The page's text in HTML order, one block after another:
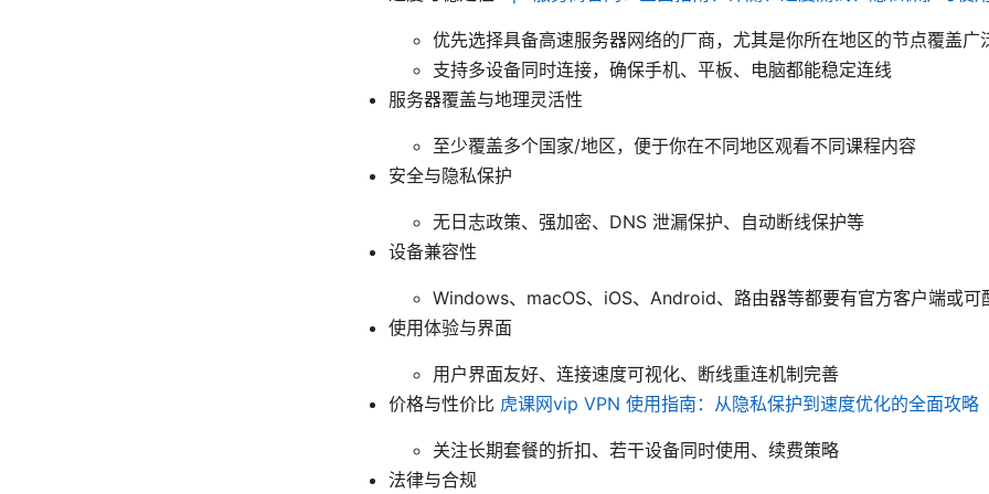
优先选择具备高速服务器网络的厂商，尤其是你所在地区的节点覆盖广
支持多设备同时连接，确保手机、平板、电脑都能稳定连线
服务器覆盖与地理灵活性
至少覆盖多个国家/地区，便于你在不同地区观看不同课程内容
安全与隐私保护
无日志政策、强加密、DNS 泄漏保护、自动断线保护等
设备兼容性
Windows、macOS、iOS、Android、路由器等都要有官方客户端或可
使用体验与界面
用户界面友好、连接速度可视化、断线重连机制完善
价格与性价比 虎课网vip VPN 使用指南：从隐私保护到速度优化的全面攻略
关注长期套餐的折扣、若干设备同时使用、续费策略
法律与合规